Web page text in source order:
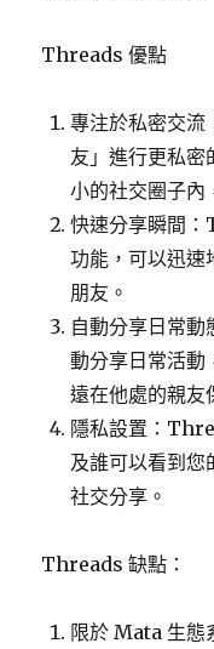
Threads 優點
專注於私密交
友」進行更私密
小的社交圈子內
快速分享瞬間
功能，可以迅速
朋友。
自動分享日常
動分享日常活動
遠在他處的親友
隱私設置：
及誰可以看到您
社交分享。
Threads 缺點：
限於 Mata 生